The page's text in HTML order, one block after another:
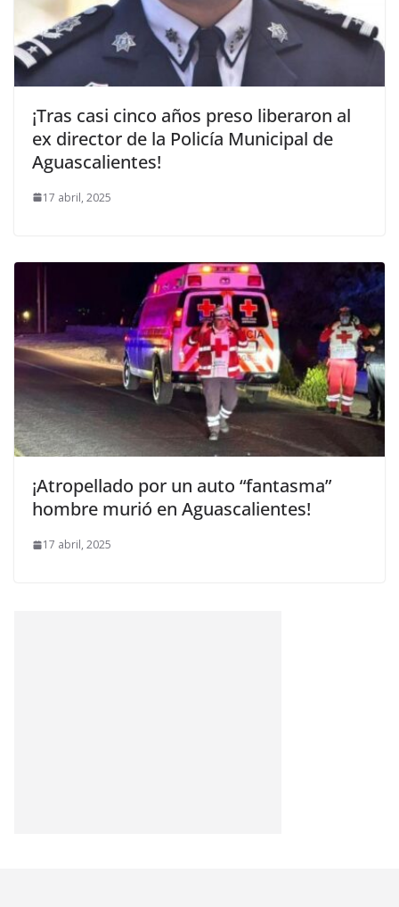
¡Tras casi cinco años preso liberaron al
ex director de la Policía Municipal de
Aguascalientes!
17 abril, 2025
¡Atropellado por un auto “fantasma”
hombre murió en Aguascalientes!
17 abril, 2025